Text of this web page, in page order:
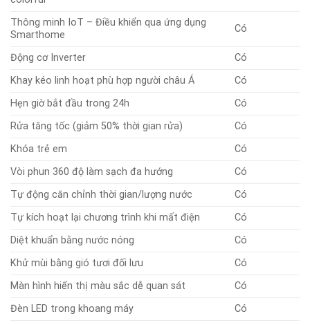
Thông minh IoT – Điều khiển qua ứng dụng
Smarthome
Có
Động cơ Inverter
Có
Khay kéo linh hoạt phù hợp người châu Á
Có
Hẹn giờ bắt đầu trong 24h
Có
Rửa tăng tốc (giảm 50% thời gian rửa)
Có
Khóa trẻ em
Có
Vòi phun 360 độ làm sạch đa hướng
Có
Tự động căn chỉnh thời gian/lượng nước
Có
Tự kích hoạt lại chương trình khi mất điện
Có
Diệt khuẩn bằng nước nóng
Có
Khử mùi bằng gió tươi đối lưu
Có
Màn hình hiển thị màu sắc dễ quan sát
Có
Đèn LED trong khoang máy
Có